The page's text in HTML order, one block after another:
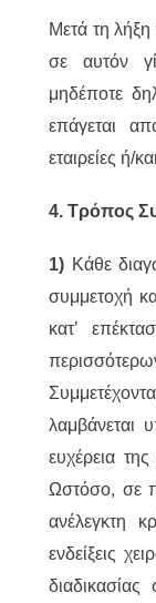
Μετά τη
σε αυτόν
μηδέποτε
επάγεται
εταιρείες ή/
4. Τρόπος
1) Κάθε
συμμετοχή
κατ’
λαμβάνεται
ευχέρεια
Ωστόσο, σε
ανέλεγκτη
ενδείξεις